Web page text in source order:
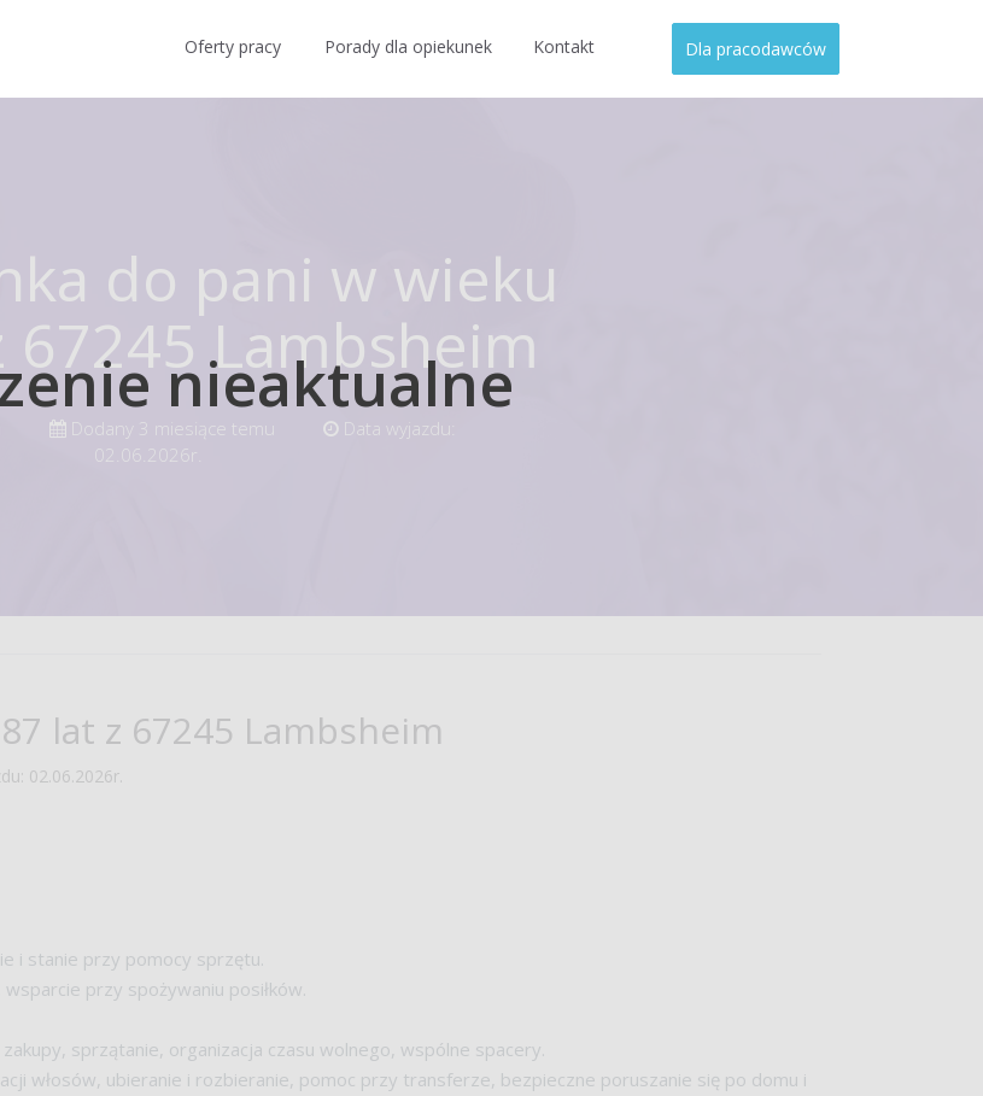
Oferty pracy Porady dla opiekunek Kontakt Dla pracodawców
nieaktualne
do pani w wieku
67245 Lambsheim
Dodany 3 miesiące temu
Data wyjazdu:
02.06.2026r.
lat z 67245 Lambsheim
02.06.2026r.
i stanie przy pomocy sprzętu.
przy spożywaniu posiłków.
sprzątanie, organizacja czasu wolnego, wspólne spacery.
włosów, ubieranie i rozbieranie, pomoc przy transferze, bezpieczne poruszanie się po domu i